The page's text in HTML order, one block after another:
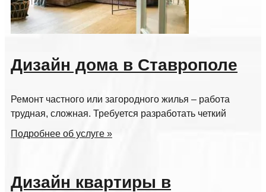
Дизайн дома в Ставрополе
Ремонт частного или загородного жилья – работа
трудная, сложная. Требуется разработать четкий
Подробнее об услуге »
Дизайн квартиры в